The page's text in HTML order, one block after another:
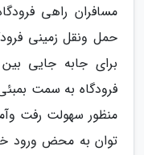
مسافران راهی
حمل ونقل زمینی
برای جابه جایی
فرودگاه به سمت
منظور سهولت رفت
توان به محض ورود